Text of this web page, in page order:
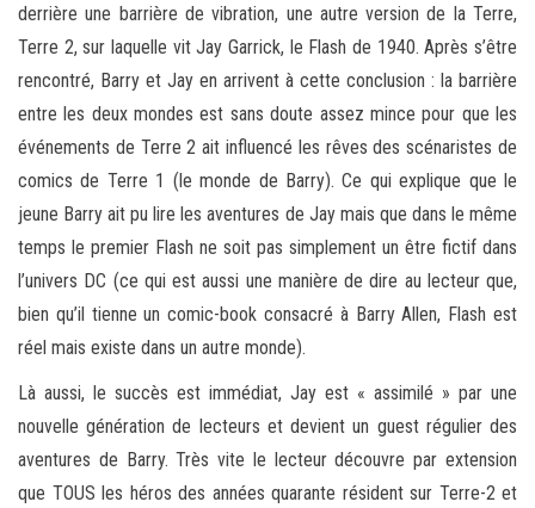
derrière une barrière de vibration, une autre version de la Terre,
Terre 2, sur laquelle vit Jay Garrick, le Flash de 1940. Après s’être
rencontré, Barry et Jay en arrivent à cette conclusion : la barrière
entre les deux mondes est sans doute assez mince pour que les
événements de Terre 2 ait influencé les rêves des scénaristes de
comics de Terre 1 (le monde de Barry). Ce qui explique que le
jeune Barry ait pu lire les aventures de Jay mais que dans le même
temps le premier Flash ne soit pas simplement un être fictif dans
l’univers DC (ce qui est aussi une manière de dire au lecteur que,
bien qu’il tienne un comic-book consacré à Barry Allen, Flash est
réel mais existe dans un autre monde).
Là aussi, le succès est immédiat, Jay est « assimilé » par une
nouvelle génération de lecteurs et devient un guest régulier des
aventures de Barry. Très vite le lecteur découvre par extension
que TOUS les héros des années quarante résident sur Terre-2 et